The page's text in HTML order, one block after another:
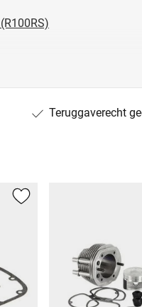
Teruggaverecht